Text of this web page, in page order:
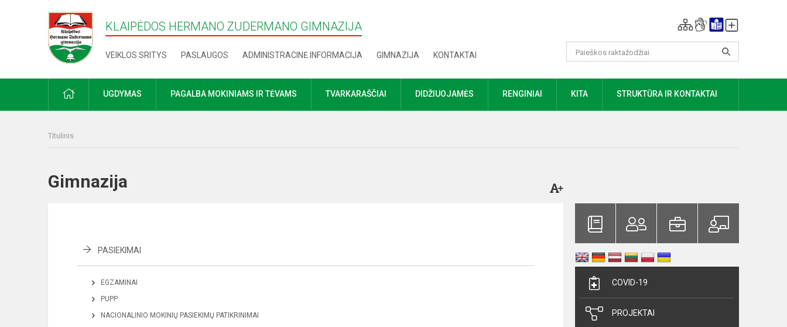
KLAIPĖDOS HERMANO ZUDERMANO GIMNAZIJA
VEIKLOS SRITYS PASLAUGOS ADMINISTRACINĖ INFORMACIJA GIMNAZIJA KONTAKTAI
PRADŽIAUGDYMAS PAGALBA MOKINIAMS IR TĖVAMS TVARKARAŠČIAI DIDŽIUOJAMĖS RENGINIAI KITA STRUKTŪRA IR KONTAKTAI
Titulinis
Gimnazija
PASIEKIMAI
EGZAMINAI
PUPP
NACIONALINIO MOKINIŲ PASIEKIMŲ PATIKRINIMAI
COVID-19
PROJEKTAI